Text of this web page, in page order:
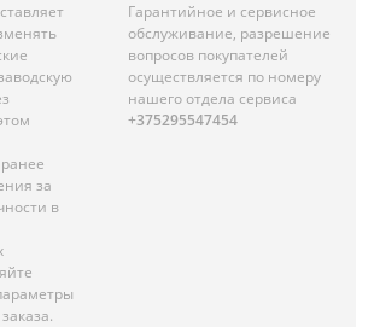
за
в
Гарантийное и сервисное
обслуживание, разрешение
вопросов покупателей
осуществляется по номеру
нашего отдела сервиса
+375295547454